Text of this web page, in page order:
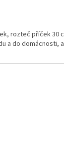
rozteč příček 30
a do domácnosti,